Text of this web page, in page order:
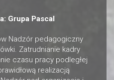
Grupa Pascal
Nadzór pedagogiczny
Zatrudnianie kadry
czasu pracy podległej
realizacją